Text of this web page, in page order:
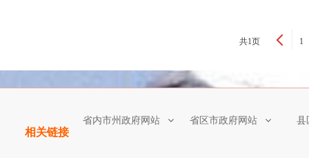
共1页 1
相关链接
省内市州政府网站 省区市政府网站 县